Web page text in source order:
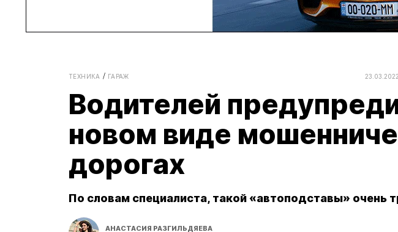
ТЕХНИКА ГАРАЖ
Водителей
новом виде
дорогах
По словам специалиста, такой «автоподставы» очень
АНАСТАСИЯ РАЗГИЛЬДЯЕВА